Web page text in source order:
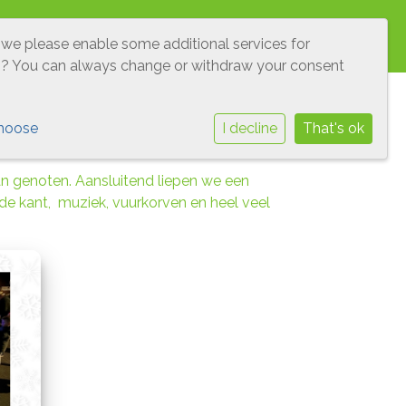
LEERLINGENRAAD VEILIGHEID
diverse kerstactiviteiten en werkten met
genoten. Aansluitend liepen we een
kant, muziek, vuurkorven en heel veel
please enable some additional services for
? You can always change or withdraw your consent
I decline That's ok